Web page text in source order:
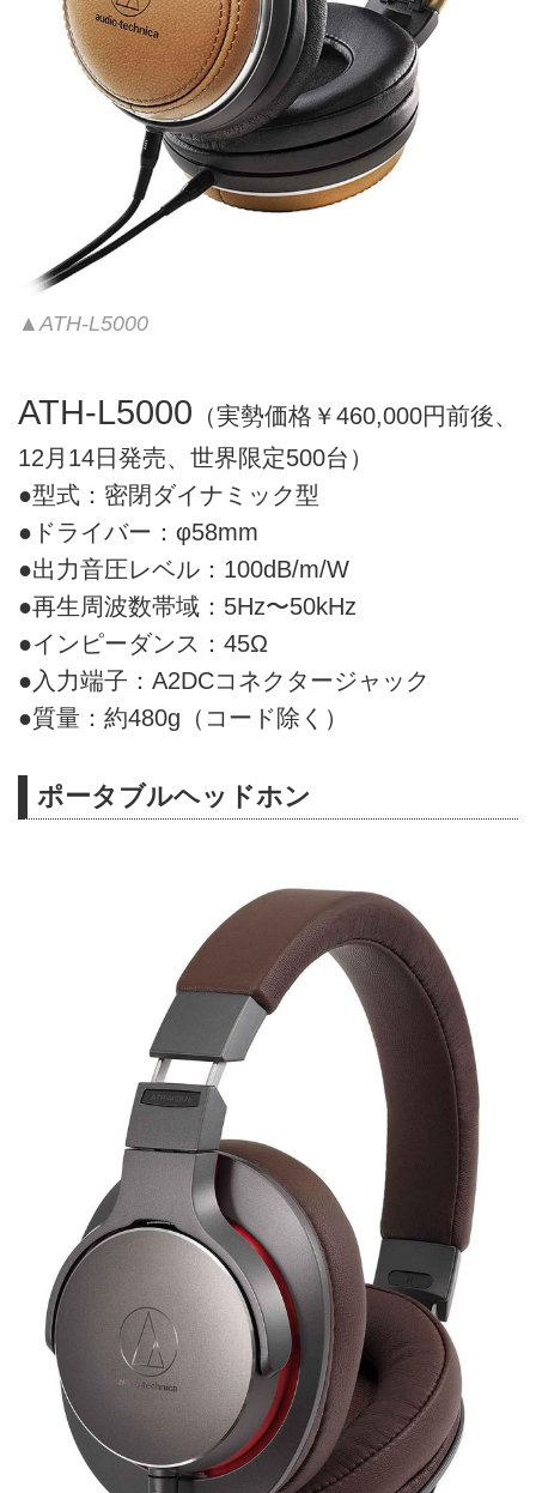
▲ATH-L5000
ATH-L5000 （実勢価格￥460,000円前後、
12月14日発売、世界限定500台）
●型式：密閉ダイナミック型
●ドライバー：φ58mm
●出力音圧レベル：100dB/m/W
●再生周波数帯域：5Hz〜50kHz
●インピーダンス：45Ω
●入力端子：A2DCコネクタージャック
●質量：約480g（コード除く）
ポータブルヘッドホン